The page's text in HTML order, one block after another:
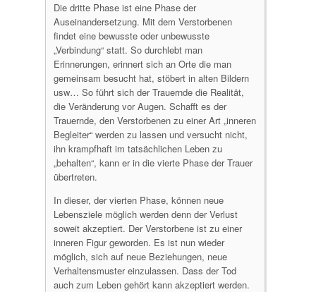
Die dritte Phase ist eine Phase der
Auseinandersetzung. Mit dem Verstorbenen
findet eine bewusste oder unbewusste
„Verbindung“ statt. So durchlebt man
Erinnerungen, erinnert sich an Orte die man
gemeinsam besucht hat, stöbert in alten Bildern
usw… So führt sich der Trauernde die Realität,
die Veränderung vor Augen. Schafft es der
Trauernde, den Verstorbenen zu einer Art „inneren
Begleiter“ werden zu lassen und versucht nicht,
ihn krampfhaft im tatsächlichen Leben zu
„behalten“, kann er in die vierte Phase der Trauer
übertreten.
In dieser, der vierten Phase, können neue
Lebensziele möglich werden denn der Verlust
soweit akzeptiert. Der Verstorbene ist zu einer
inneren Figur geworden. Es ist nun wieder
möglich, sich auf neue Beziehungen, neue
Verhaltensmuster einzulassen. Dass der Tod
auch zum Leben gehört kann akzeptiert werden.